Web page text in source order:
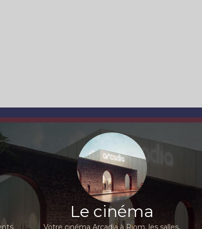
Le cinéma
Votre cinéma Arcadia à Riom, les salles,